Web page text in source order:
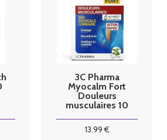
3C Pharma
Myocalm Fort
Douleurs
musculaires 10
13.99€